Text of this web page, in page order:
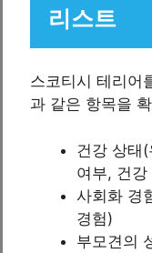
리스트
스코티시 테리어
과 같은 항목을
건강 상태
여부, 건강
사회화 경
경험)
부모견의